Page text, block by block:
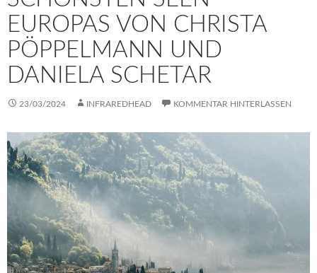
EUROPAS VON CHRISTA
PÖPPELMANN UND
DANIELA SCHETAR
23/03/2024 INFRAREDHEAD KOMMENTAR HINTERLASSEN